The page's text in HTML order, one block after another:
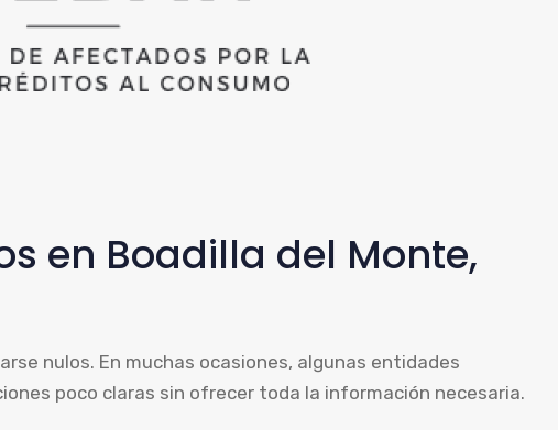
en Boadilla del Monte,
nulos. En muchas ocasiones, algunas entidades
poco claras sin ofrecer toda la información necesaria.